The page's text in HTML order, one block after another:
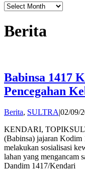
Archives
Berita
Babinsa 1417
Pencegahan
Berita, SULTRA02/09/
KENDARI,
(Babinsa) jajaran Kodim
melakukan sosialisasi
lahan yang mengancam
Dandim 1417/Kendari